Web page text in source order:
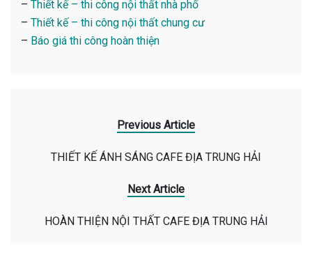
– Thiết kế – thi công nội thất nhà phố
– Thiết kế – thi công nội thất chung cư
– Báo giá thi công hoàn thiện
Previous Article
THIẾT KẾ ÁNH SÁNG CAFE ĐỊA TRUNG HẢI
Next Article
HOÀN THIỆN NỘI THẤT CAFE ĐỊA TRUNG HẢI